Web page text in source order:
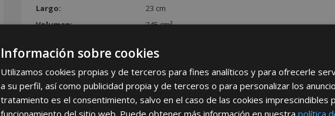
Largo:
23 cm
Volumen:
345 cm³
REGÍSTRATE PARA HACERTE
Información sobre cookies
Utilizamos cookies propias y de terceros para fines analíticos y para ofrecerle
a su perfil, así como publicidad propia y de terceros o para personalizar los
tratamiento es el consentimiento, salvo en el caso de las cookies imprescindibles
funcionamiento del sitio web. Puede obtener más información en nuestra política